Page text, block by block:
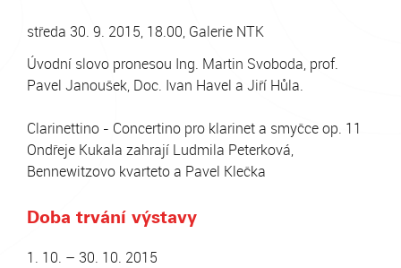
středa 30. 9. 2015, 18.00, Galerie NTK
Úvodní slovo pronesou Ing. Martin Svoboda, prof.
Pavel Janoušek, Doc. Ivan Havel a Jiří Hůla.
Clarinettino - Concertino pro klarinet a smyčce op. 11
Ondřeje Kukala zahrají Ludmila Peterková,
Bennewitzovo kvarteto a Pavel Klečka
Doba trvání výstavy
1. 10. – 30. 10. 2015